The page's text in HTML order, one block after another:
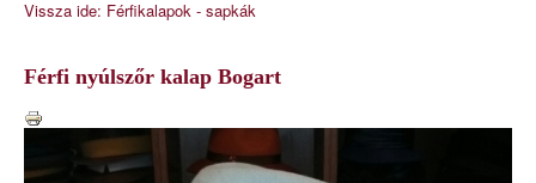
Vissza ide: Férfikalapok - sapkák
Férfi nyúlszőr kalap Bogart